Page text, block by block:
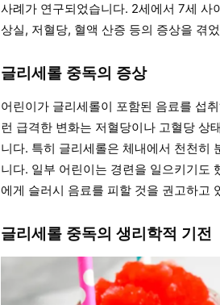
사례가 연구되었습니다. 2세에서 7세 사
상실, 저혈당, 혈액 산증 등의 증상을 겪
글리세롤 중독의 증상
어린이가 글리세롤이 포함된 음료를 섭
런 급격한 변화는 저혈당이나 고혈당 상
니다. 특히 글리세롤은 체내에서 천천히
니다. 일부 어린이는 경련을 일으키기도
에게 슬러시 음료를 피할 것을 권고하고
글리세롤 중독의 생리학적 기전